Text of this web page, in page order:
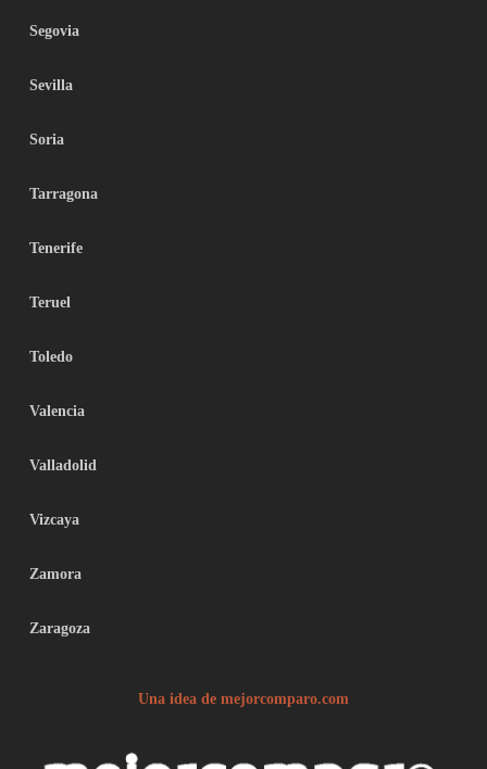
Segovia
Sevilla
Soria
Tarragona
Tenerife
Teruel
Toledo
Valencia
Valladolid
Vizcaya
Zamora
Zaragoza
Una idea de mejorcomparo.com